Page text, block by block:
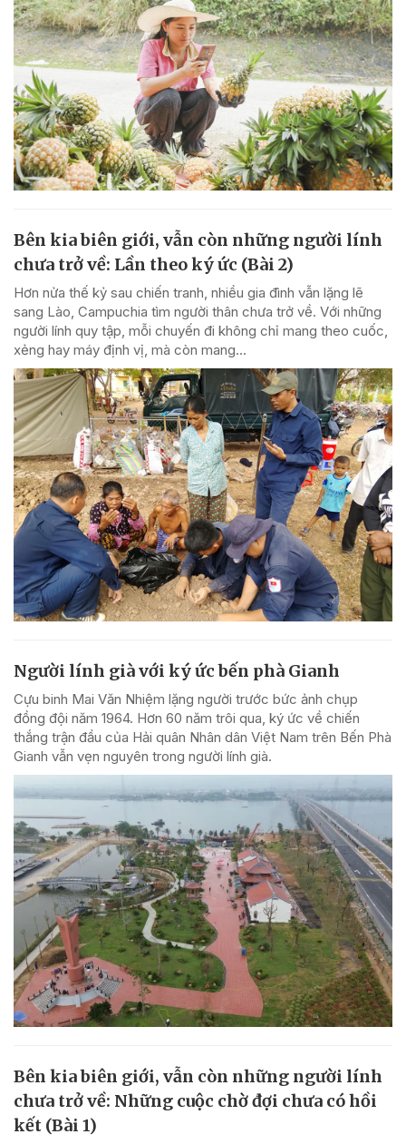
Bên kia biên giới, vẫn còn những người lính
chưa trở về: Lần theo ký ức (Bài 2)
Hơn nửa thế kỷ sau chiến tranh, nhiều gia đình vẫn lặng lẽ
sang Lào, Campuchia tìm người thân chưa trở về. Với những
người lính quy tập, mỗi chuyến đi không chỉ mang theo cuốc,
xẻng hay máy định vị, mà còn mang...
Người lính già với ký ức bến phà Gianh
Cựu binh Mai Văn Nhiệm lặng người trước bức ảnh chụp
đồng đội năm 1964. Hơn 60 năm trôi qua, ký ức về chiến
thắng trận đầu của Hải quân Nhân dân Việt Nam trên Bến Phà
Gianh vẫn vẹn nguyên trong người lính già.
Bên kia biên giới, vẫn còn những người lính
chưa trở về: Những cuộc chờ đợi chưa có hồi
kết (Bài 1)